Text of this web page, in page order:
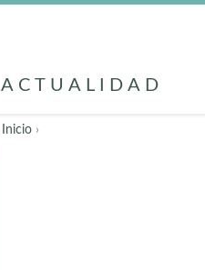
ACTUALIDAD
Inicio ›